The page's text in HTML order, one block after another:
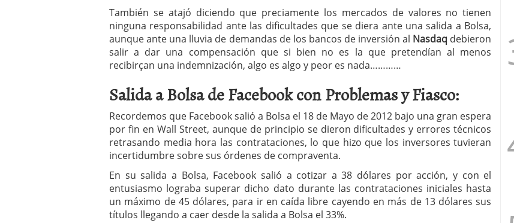
También se atajó diciendo que preciamente los mercados de valores no tienen
ninguna responsabilidad ante las dificultades que se diera ante una salida a Bolsa,
aunque ante una lluvia de demandas de los bancos de inversión al Nasdaq debieron
salir a dar una compensación que si bien no es la que pretendían al menos
recibirçan una indemnización, algo es algo y peor es nada…………
Salida a Bolsa de Facebook con Problemas y Fiasco:
Recordemos que Facebook salió a Bolsa el 18 de Mayo de 2012 bajo una gran espera
por fin en Wall Street, aunque de principio se dieron dificultades y errores técnicos
retrasando media hora las contrataciones, lo que hizo que los inversores tuvieran
incertidumbre sobre sus órdenes de compraventa.
En su salida a Bolsa, Facebook salió a cotizar a 38 dólares por acción, y con el
entusiasmo lograba superar dicho dato durante las contrataciones iniciales hasta
un máximo de 45 dólares, para ir en caída libre cayendo en más de 13 dólares sus
títulos llegando a caer desde la salida a Bolsa el 33%.